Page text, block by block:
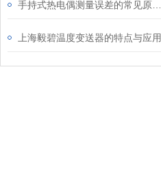
上海毅碧温度变送器的特点与应用